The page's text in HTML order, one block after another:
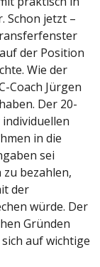
Schon jetzt –
der Position
Wie der
Coach Jürgen
Der 20-
in die
sei
bezahlen,
der
würde. Der
Gründen
auf wichtige